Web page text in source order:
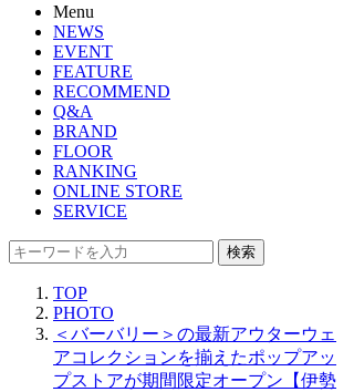
Menu
NEWS
EVENT
FEATURE
RECOMMEND
Q&A
BRAND
FLOOR
RANKING
ONLINE STORE
SERVICE
検索
TOP
PHOTO
＜バーバリー＞の最新アウターウェ
アコレクションを揃えたポップアッ
プストアが期間限定オープン【伊勢